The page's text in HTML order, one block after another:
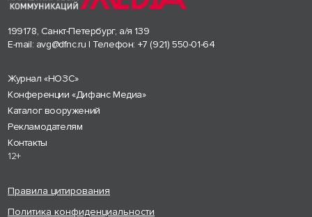
199178, Санкт-Петербург, а/я 139
E-mail: avg@dfnc.ru | Телефон: +7 (921) 550-01-64
Журнал «НОЗС»
Конференции «Дифанс Медиа»
Каталог вооружений
Рекламодателям
Контакты
12+
Правила цитирования
Политика конфиденциальности